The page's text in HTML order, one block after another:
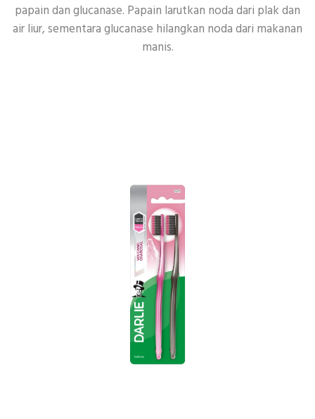
papain dan glucanase. Papain larutkan noda dari plak dan
air liur, sementara glucanase hilangkan noda dari makanan
manis.